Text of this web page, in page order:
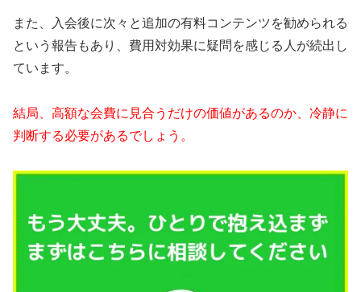
また、入会後に次々と追加の有料コンテンツを勧められる
という報告もあり、費用対効果に疑問を感じる人が続出し
ています。
結局、高額な会費に見合うだけの価値があるのか、冷静に
判断する必要があるでしょう。